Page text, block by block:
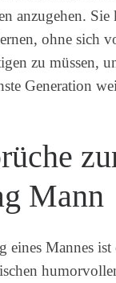
anzugehen. Sie
ohne sich
zu müssen,
Generation
Mann
eines Mannes